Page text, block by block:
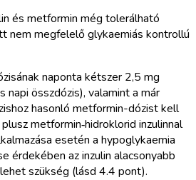
és metformin még tolerálható
nem megfelelő glykaemiás kontrollú
naponta kétszer 2,5 mg
napi összdózis), valamint a már
hasonló metformin-dózist kell
metformin‑hidroklorid inzulinnal
esetén a hypoglykaemia
érdekében az inzulin alacsonyabb
szükség (lásd 4.4 pont).